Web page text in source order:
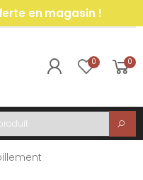
en magasin !
0 0